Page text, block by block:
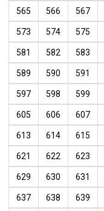
565 566 567
573 574 575
581 582 583
589 590 591
597 598 599
605 606 607
613 614 615
621 622 623
629 630 631
637 638 639